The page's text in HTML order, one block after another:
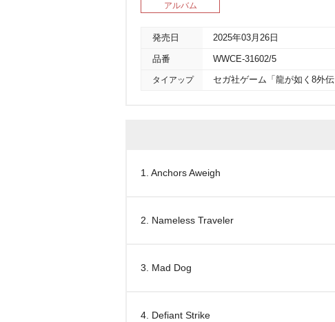
アルバム
発売日 2025年03月26日
品番 WWCE-31602/5
タイアップ セガ社ゲーム「龍が如く8外
1. Anchors Aweigh
2. Nameless Traveler
3. Mad Dog
4. Defiant Strike